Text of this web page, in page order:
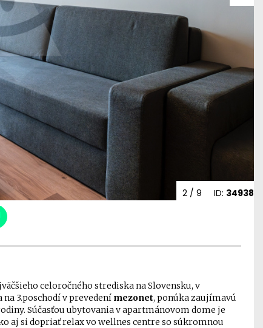
ID: 34938
2/ 9
celoročného strediska na Slovensku, v
3.poschodí v prevedení mezonet, ponúka zaujímavú
Súčasťou ubytovania v apartmánovom dome je
aj si dopriať relax vo wellnes centre so súkromnou